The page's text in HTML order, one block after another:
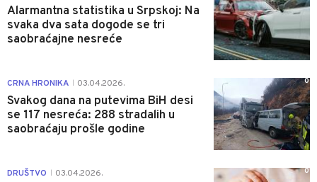
Alarmantna statistika u Srpskoj: Na
svaka dva sata dogode se tri
saobraćajne nesreće
CRNA HRONIKA 03.04.2026.
Svakog dana na putevima BiH desi
se 117 nesreća: 288 stradalih u
saobraćaju prošle godine
0
DRUŠTVO 03.04.2026. 0